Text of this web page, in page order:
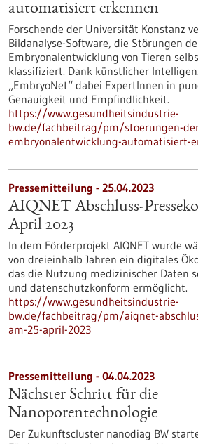
automatisiert erkennen
Forschende der Universität Konstanz
Bildanalyse-Software, die Störungen
Embryonalentwicklung von Tieren
klassifiziert. Dank künstlicher
„EmbryoNet“ dabei ExpertInnen in
Genauigkeit und Empfindlichkeit.
https://www.gesundheitsindustrie-
bw.de/fachbeitrag/pm/stoerungen-
embryonalentwicklung-automatisiert-
Pressemitteilung - 25.04.2023
AIQNET Abschluss-
April 2023
In dem Förderprojekt AIQNET wurde
von dreieinhalb Jahren ein digitales
das die Nutzung medizinischer Daten
und datenschutzkonform ermöglicht.
https://www.gesundheitsindustrie-
bw.de/fachbeitrag/pm/aiqnet-
am-25-april-2023
Pressemitteilung - 04.04.2023
Nächster Schritt für die
Nanoporentechnologie
Der Zukunftscluster nanodiag BW